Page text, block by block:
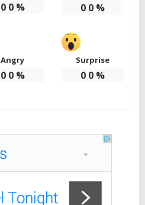
0 0% 0 0%
Angry
0 0%
Surprise
0 0%